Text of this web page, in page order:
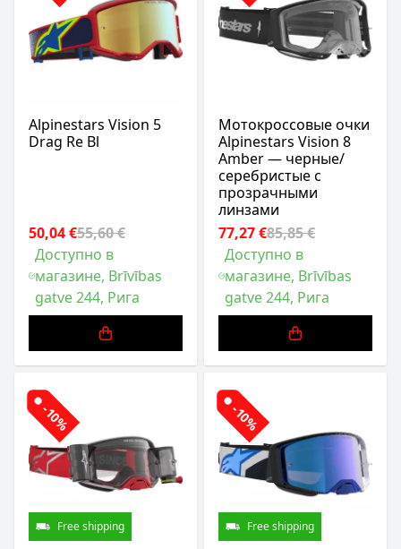
Alpinestars Vision 5
Drag Re Bl
50,04 €55,60 €
Доступно в
магазине, Brīvības
gatve 244, Рига
Мотокроссовые очки
Alpinestars Vision 8
Amber — черные/
серебристые с
прозрачными
линзами
77,27 €85,85 €
Доступно в
магазине, Brīvības
gatve 244, Рига
-10%
Free shipping
-10%
Free shipping